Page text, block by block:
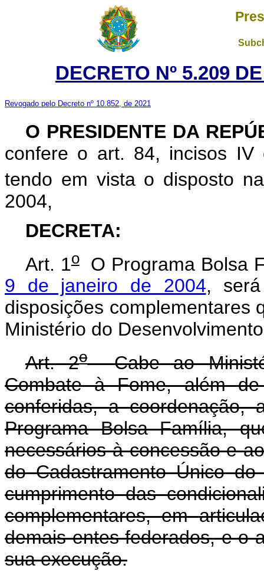
DECRETO Nº 5.209
Revogado pelo Decreto nº 10.852, de 2021
O PRESIDENTE DA
confere o art. 84, incisos
tendo em vista o disposto
2004,
DECRETA:
Art. 1oO Programa Bolsa
9 de janeiro de 2004,
disposições complementares
Ministério do
Art. 2oCabe ao
Combate à Fome, além
conferidas, a coordenação,
Programa Bolsa Família,
necessários à concessão e
do Cadastramento Único
cumprimento das
complementares, em
demais entes federados, e o
sua execução.